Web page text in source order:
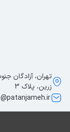
تهران، آزادگان
زرین، پلاک 3